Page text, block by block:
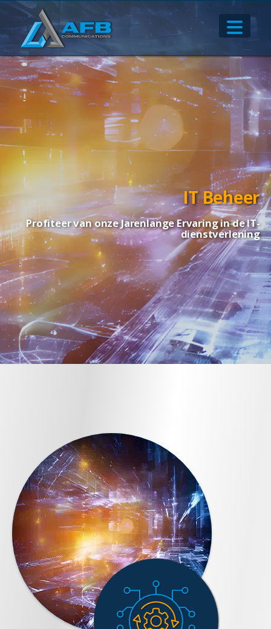
IT Beheer
Profiteer van onze Jarenlange Ervaring in de IT-
dienstverlening